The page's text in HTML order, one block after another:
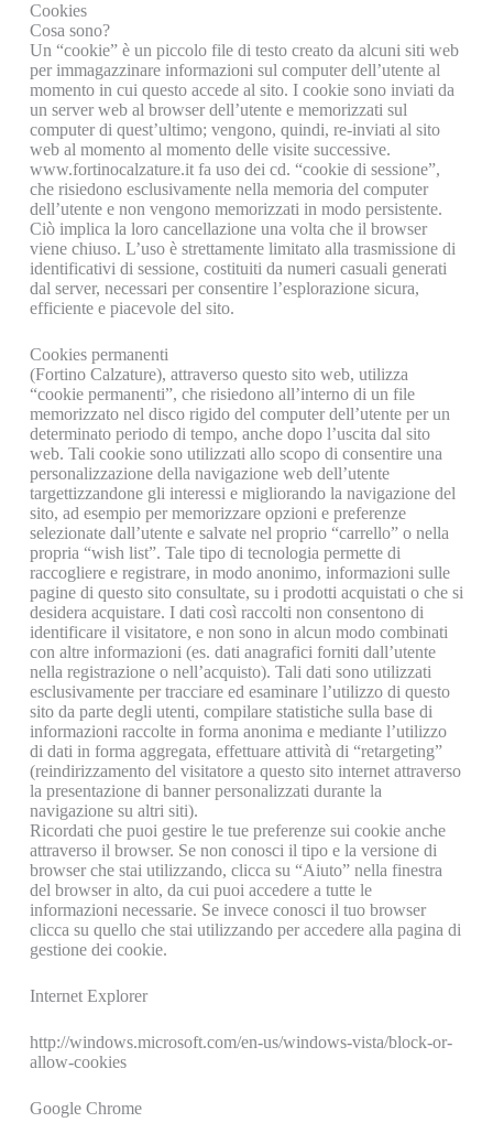
Cookies
Cosa sono?
Un “cookie” è un piccolo file di testo creato da alcuni siti web
per immagazzinare informazioni sul computer dell’utente al
momento in cui questo accede al sito. I cookie sono inviati da
un server web al browser dell’utente e memorizzati sul
computer di quest’ultimo; vengono, quindi, re-inviati al sito
web al momento al momento delle visite successive.
www.fortinocalzature.it fa uso dei cd. “cookie di sessione”,
che risiedono esclusivamente nella memoria del computer
dell’utente e non vengono memorizzati in modo persistente.
Ciò implica la loro cancellazione una volta che il browser
viene chiuso. L’uso è strettamente limitato alla trasmissione di
identificativi di sessione, costituiti da numeri casuali generati
dal server, necessari per consentire l’esplorazione sicura,
efficiente e piacevole del sito.
Cookies permanenti
(Fortino Calzature), attraverso questo sito web, utilizza
“cookie permanenti”, che risiedono all’interno di un file
memorizzato nel disco rigido del computer dell’utente per un
determinato periodo di tempo, anche dopo l’uscita dal sito
web. Tali cookie sono utilizzati allo scopo di consentire una
personalizzazione della navigazione web dell’utente
targettizzandone gli interessi e migliorando la navigazione del
sito, ad esempio per memorizzare opzioni e preferenze
selezionate dall’utente e salvate nel proprio “carrello” o nella
propria “wish list”. Tale tipo di tecnologia permette di
raccogliere e registrare, in modo anonimo, informazioni sulle
pagine di questo sito consultate, su i prodotti acquistati o che si
desidera acquistare. I dati così raccolti non consentono di
identificare il visitatore, e non sono in alcun modo combinati
con altre informazioni (es. dati anagrafici forniti dall’utente
nella registrazione o nell’acquisto). Tali dati sono utilizzati
esclusivamente per tracciare ed esaminare l’utilizzo di questo
sito da parte degli utenti, compilare statistiche sulla base di
informazioni raccolte in forma anonima e mediante l’utilizzo
di dati in forma aggregata, effettuare attività di “retargeting”
(reindirizzamento del visitatore a questo sito internet attraverso
la presentazione di banner personalizzati durante la
navigazione su altri siti).
Ricordati che puoi gestire le tue preferenze sui cookie anche
attraverso il browser. Se non conosci il tipo e la versione di
browser che stai utilizzando, clicca su “Aiuto” nella finestra
del browser in alto, da cui puoi accedere a tutte le
informazioni necessarie. Se invece conosci il tuo browser
clicca su quello che stai utilizzando per accedere alla pagina di
gestione dei cookie.
Internet Explorer
http://windows.microsoft.com/en-us/windows-vista/block-or-
allow-cookies
Google Chrome